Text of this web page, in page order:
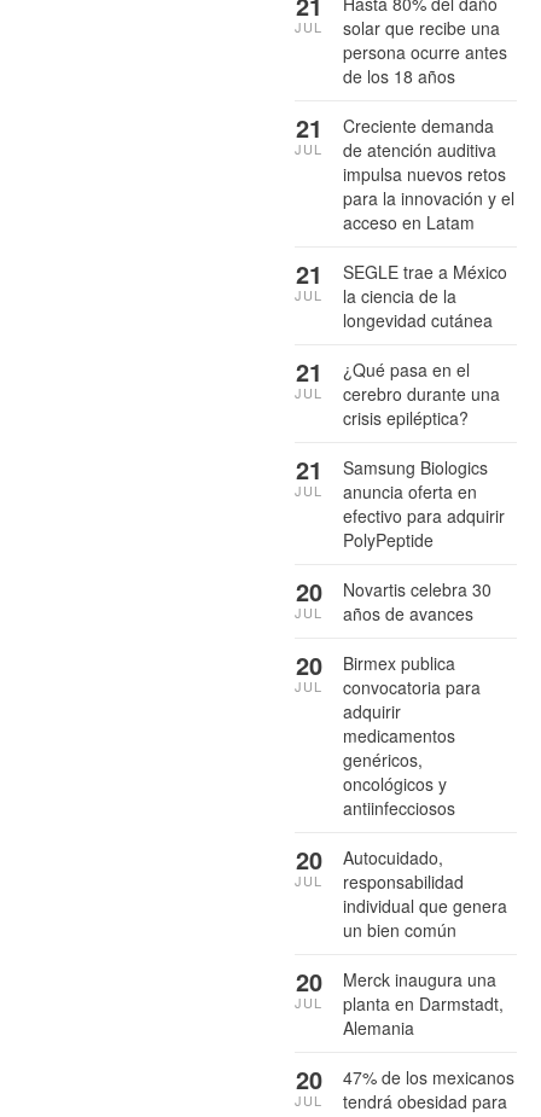
solar que recibe una
persona ocurre antes
de los 18 años
JUL
Creciente demanda
de atención auditiva
impulsa nuevos retos
para la innovación y el
acceso en Latam
21
JUL
SEGLE trae a México
la ciencia de la
longevidad cutánea
21
JUL
¿Qué pasa en el
cerebro durante una
crisis epiléptica?
21
JUL
Samsung Biologics
anuncia oferta en
efectivo para adquirir
PolyPeptide
21
JUL
Novartis celebra 30
años de avances
20
JUL
Birmex publica
convocatoria para
adquirir
medicamentos
genéricos,
oncológicos y
antiinfecciosos
20
JUL
Autocuidado,
responsabilidad
individual que genera
un bien común
20
JUL
Merck inaugura una
planta en Darmstadt,
Alemania
20
JUL
47% de los mexicanos
tendrá obesidad para
20
JUL